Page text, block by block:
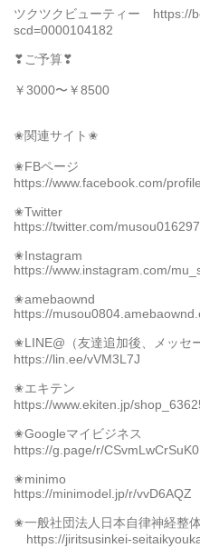
ツクツクビューティー https://
scd=0000104182
❣︎ご予算❣︎
￥3000〜￥8500
✬関連サイト✬
✬FBページ
https://www.facebook.com/
✬Twitter
https://twitter.com/
✬Instagram
https://www.instagram.com/
✬amebaownd
https://
✬LINE@（友達追加後、メッセ
https://lin.ee/vVM3L7J
✬エキテン
https://www.ekiten.jp/
✬Googleマイビジネス
https://g.page/r/
✬minimo
https://minimodel.jp/r/vvD6AQZ
✬一般社団法人日本自律神経整
https://jiritsusinkei-